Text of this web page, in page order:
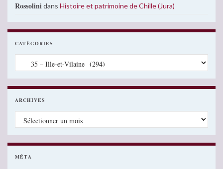
Rossolinidans Histoire et patrimoine de Chille (Jura)
CATÉGORIES
Catégories
ARCHIVES
Archives
MÉTA